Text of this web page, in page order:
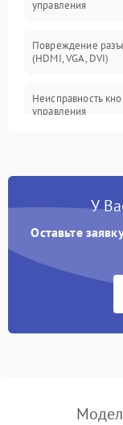
управления
Повреждение
(HDMI, VGA, DVI)
Неисправность
управления
питания
защиты от
У
Оставьте